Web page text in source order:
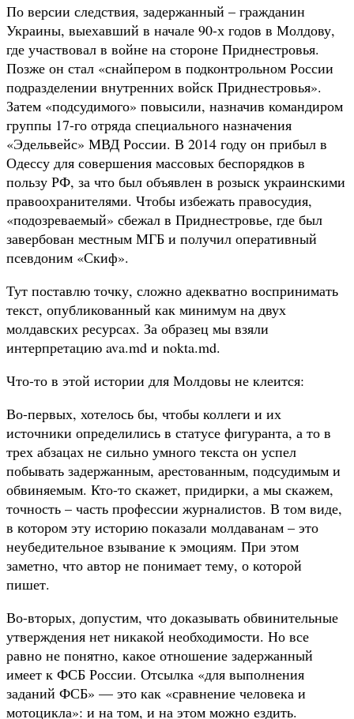
По версии следствия, задержанный – гражданин
Украины, выехавший в начале 90-х годов в Молдову,
где участвовал в войне на стороне Приднестровья.
Позже он стал «снайпером в подконтрольном России
подразделении внутренних войск Приднестровья».
Затем «подсудимого» повысили, назначив командиром
группы 17-го отряда специального назначения
«Эдельвейс» МВД России. В 2014 году он прибыл в
Одессу для совершения массовых беспорядков в
пользу РФ, за что был объявлен в розыск украинскими
правоохранителями. Чтобы избежать правосудия,
«подозреваемый» сбежал в Приднестровье, где был
завербован местным МГБ и получил оперативный
псевдоним «Скиф».
Тут поставлю точку, сложно адекватно воспринимать
текст, опубликованный как минимум на двух
молдавских ресурсах. За образец мы взяли
интерпретацию ava.md и nokta.md.
Что-то в этой истории для Молдовы не клеится:
Во-первых, хотелось бы, чтобы коллеги и их
источники определились в статусе фигуранта, а то в
трех абзацах не сильно умного текста он успел
побывать задержанным, арестованным, подсудимым и
обвиняемым. Кто-то скажет, придирки, а мы скажем,
точность – часть профессии журналистов. В том виде,
в котором эту историю показали молдаванам – это
неубедительное взывание к эмоциям. При этом
заметно, что автор не понимает тему, о которой
пишет.
Во-вторых, допустим, что доказывать обвинительные
утверждения нет никакой необходимости. Но все
равно не понятно, какое отношение задержанный
имеет к ФСБ России. Отсылка «для выполнения
заданий ФСБ» — это как «сравнение человека и
мотоцикла»: и на том, и на этом можно ездить.